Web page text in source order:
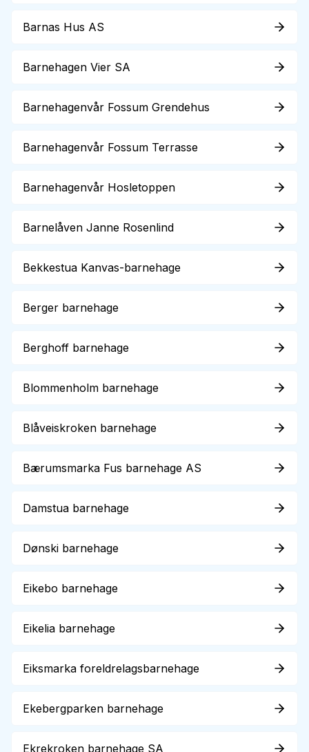
Barnas Hus AS
Barnehagen Vier SA
Barnehagenvår Fossum Grendehus
Barnehagenvår Fossum Terrasse
Barnehagenvår Hosletoppen
Barnelåven Janne Rosenlind
Bekkestua Kanvas-barnehage
Berger barnehage
Berghoff barnehage
Blommenholm barnehage
Blåveiskroken barnehage
Bærumsmarka Fus barnehage AS
Damstua barnehage
Dønski barnehage
Eikebo barnehage
Eikelia barnehage
Eiksmarka foreldrelagsbarnehage
Ekebergparken barnehage
Ekrekroken barnehage SA